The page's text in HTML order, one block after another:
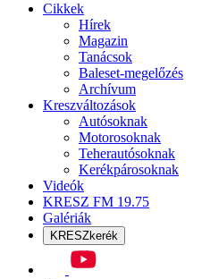
Cikkek
Hírek
Magazin
Tanácsok
Baleset-megelőzés
Archívum
Kreszváltozások
Autósoknak
Motorosoknak
Teherautósoknak
Kerékpárosoknak
Videók
KRESZ FM 19.75
Galériák
KRESZkerék